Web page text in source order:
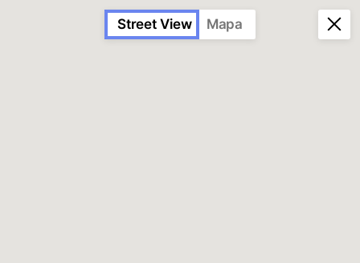
PUBLICITÁRIO
Street View Mapa